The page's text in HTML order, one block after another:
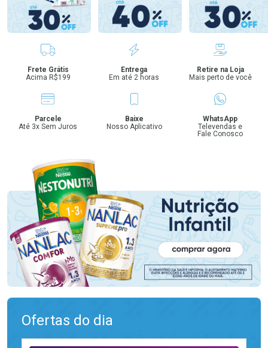
Benefícios
Frete Grátis
Acima R$199
Entrega
Em até 2 horas
Retire na Loja
Mais perto de você
Parcele
Até 3x Sem Juros
Baixe
Nosso Aplicativo
WhatsApp
Televendas e
Fale Conosco
Ofertas do dia